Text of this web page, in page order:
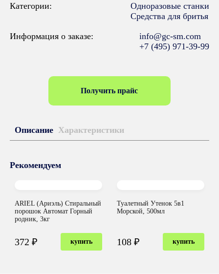
Категории:
Одноразовые станки
Средства для бритья
Информация о заказе:
info@gc-sm.com
+7 (495) 971-39-99
Получить прайс
Описание Характеристики
Рекомендуем
ARIEL (Ариэль) Стиральный
порошок Автомат Горный
родник, 3кг
372 ₽ купить
Туалетный Утенок 5в1
Морской, 500мл
108 ₽ купить